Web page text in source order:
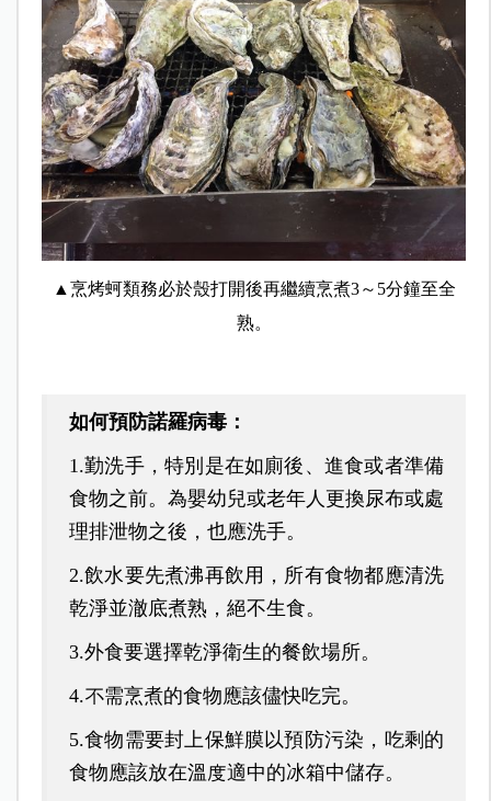
▲烹烤蚵類務必於殼打開後再繼續烹煮3～5分鐘至全
熟。
如何預防諾羅病毒：
1.勤洗手，特別是在如廁後、進食或者準備
食物之前。為嬰幼兒或老年人更換尿布或處
理排泄物之後，也應洗手。
2.飲水要先煮沸再飲用，所有食物都應清洗
乾淨並澈底煮熟，絕不生食。
3.外食要選擇乾淨衛生的餐飲場所。
4.不需烹煮的食物應該儘快吃完。
5.食物需要封上保鮮膜以預防污染，吃剩的
食物應該放在溫度適中的冰箱中儲存。